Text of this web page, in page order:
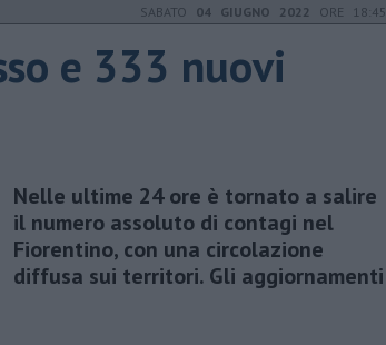
SABATO 04 GIUGNO 2022 ORE 18:45
e 333 nuovi
Nelle ultime 24 ore è tornato a salire
il numero assoluto di contagi nel
Fiorentino, con una circolazione
diffusa sui territori. Gli aggiornamenti